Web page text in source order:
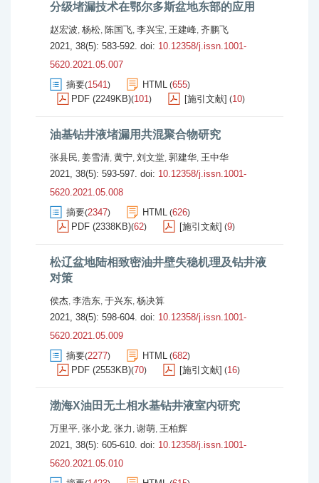
分级堵漏技术在鄂尔多斯盆地东部的应用
赵宏波, 杨松, 陈国飞, 李兴宝, 王建峰, 齐鹏飞
2021, 38(5): 583-592. doi: 10.12358/j.issn.1001-
5620.2021.05.007
摘要(1541) HTML (655)
PDF (2249KB)(101) [施引文献] (10)
油基钻井液堵漏用共混聚合物研究
张县民, 姜雪清, 黄宁, 刘文堂, 郭建华, 王中华
2021, 38(5): 593-597. doi: 10.12358/j.issn.1001-
5620.2021.05.008
摘要(2347) HTML (626)
PDF (2338KB)(62) [施引文献] (9)
松辽盆地陆相致密油井壁失稳机理及钻井液
对策
侯杰, 李浩东, 于兴东, 杨决算
2021, 38(5): 598-604. doi: 10.12358/j.issn.1001-
5620.2021.05.009
摘要(2277) HTML (682)
PDF (2553KB)(70) [施引文献] (16)
渤海X油田无土相水基钻井液室内研究
万里平, 张小龙, 张力 , 谢萌, 王柏辉
2021, 38(5): 605-610. doi: 10.12358/j.issn.1001-
5620.2021.05.010